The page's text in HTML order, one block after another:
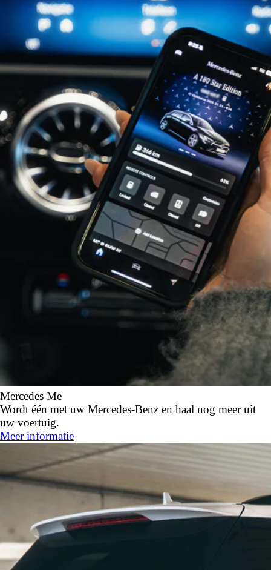
Mercedes Me
Wordt één met uw Mercedes-Benz en haal nog meer uit
uw voertuig.
Meer informatie